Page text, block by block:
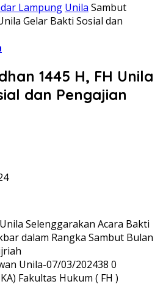
Lampung Unila Sambut
Gelar Bakti Sosial dan
1445 H, FH Unila
dan Pengajian
Selenggarakan Acara Bakti
dalam Rangka Sambut Bulan
Unila-07/03/202438 0
Fakultas Hukum ( FH )